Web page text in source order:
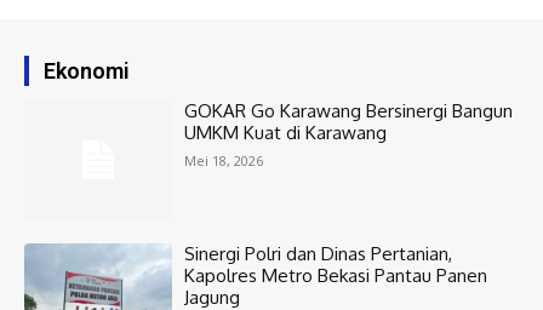
Ekonomi
GOKAR Go Karawang Bersinergi Bangun
UMKM Kuat di Karawang
Mei 18, 2026
Sinergi Polri dan Dinas Pertanian,
Kapolres Metro Bekasi Pantau Panen
Jagung